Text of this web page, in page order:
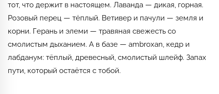
тот, что держит в настоящем. Лаванда — дикая, горная.
Розовый перец — тёплый. Ветивер и пачули — земля и
корни. Герань и элеми — травяная свежесть со
смолистым дыханием. А в базе — ambroxan, кедр и
лабданум: тёплый, древесный, смолистый шлейф. Запах
пути, который остаётся с тобой.